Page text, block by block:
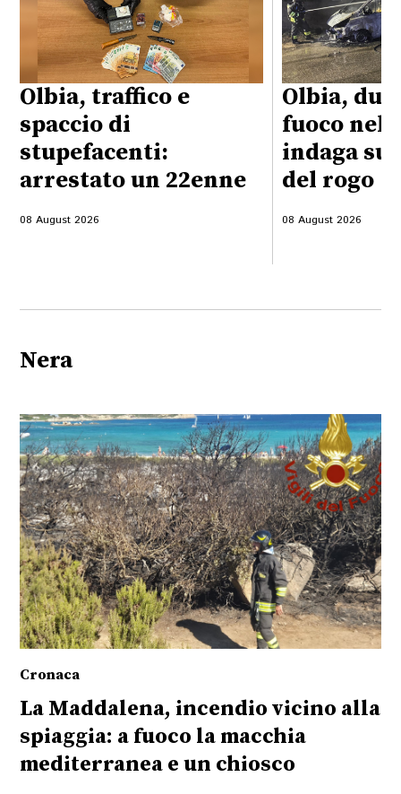
Olbia, traffico e
spaccio di
stupefacenti:
arrestato un 22enne
08 August 2026
Olbia,
fuoco
indaga
del rogo
08 August 2026
Nera
Cronaca
La Maddalena, incendio vicino alla
spiaggia: a fuoco la macchia
mediterranea e un chiosco